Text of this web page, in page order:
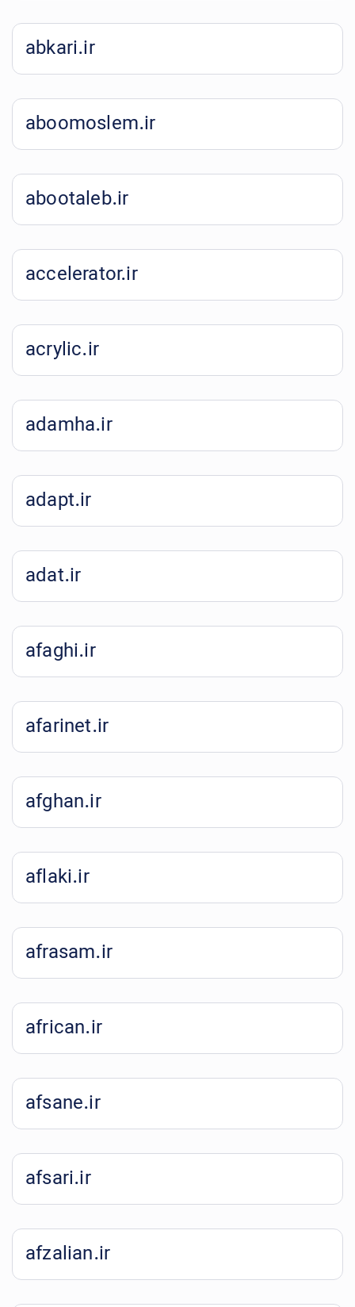
abkari.ir
aboomoslem.ir
abootaleb.ir
accelerator.ir
acrylic.ir
adamha.ir
adapt.ir
adat.ir
afaghi.ir
afarinet.ir
afghan.ir
aflaki.ir
afrasam.ir
african.ir
afsane.ir
afsari.ir
afzalian.ir